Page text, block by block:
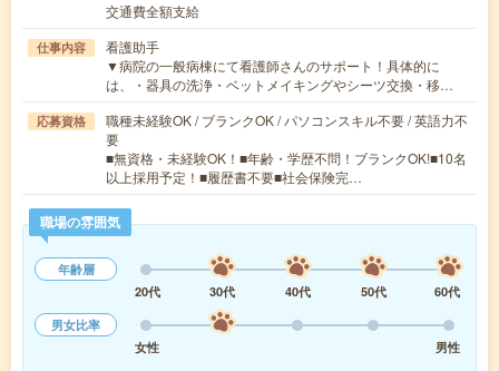
交通費全額支給
仕事内容
看護助手
▼病院の一般病棟にて看護師さんのサポート！具体的に
は、・器具の洗浄・ベットメイキングやシーツ交換・移…
応募資格
職種未経験OK / ブランクOK / パソコンスキル不要 / 英語力不
要
■無資格・未経験OK！■年齢・学歴不問！ブランクOK!■10名
以上採用予定！■履歴書不要■社会保険完…
職場の雰囲気
年齢層
20代
30代 40代 50代
60代
男女比率
女性
男性